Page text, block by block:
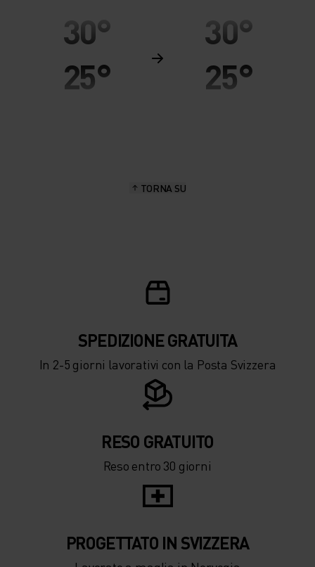
30°
25°
-5°
-15°
-20°
-25°
30°
25°
-5°
-15°
-20°
-25°
TORNA SU
SPEDIZIONE ​​​​​​GRATUITA
In 2-5 giorni lavorativi con la Posta Svizzera
RESO GRATUITO
Reso entro 30 giorni
PROGETTATO IN SVIZZERA